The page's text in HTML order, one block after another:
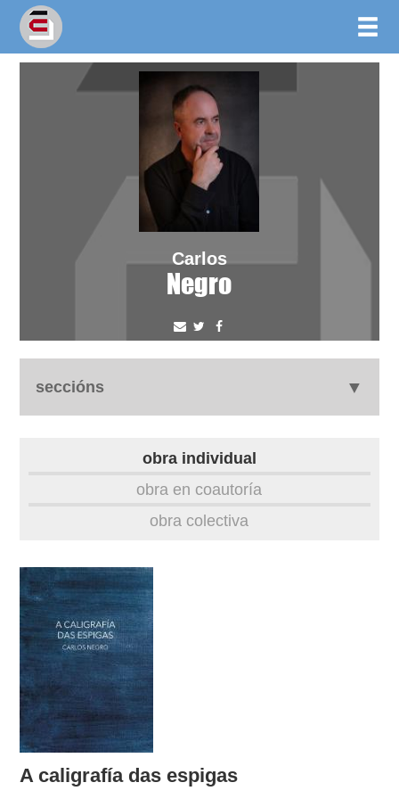
Carlos
Negro
seccións
videoteca
materiais didácticos
outros docs
obra individual
obra en coautoría
obra colectiva
A caligrafía das espigas